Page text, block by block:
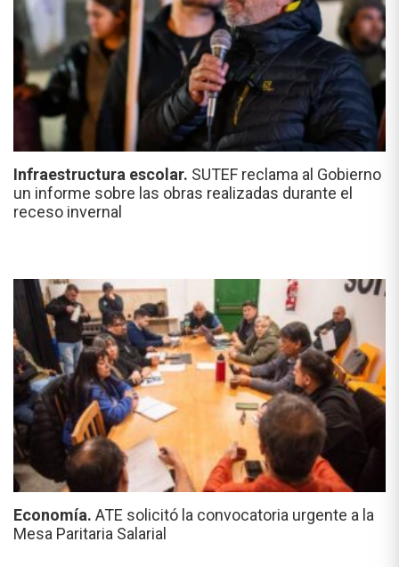
Infraestructura escolar. SUTEF reclama al Gobierno
un informe sobre las obras realizadas durante el
receso invernal
Economía. ATE solicitó la convocatoria urgente a la
Mesa Paritaria Salarial